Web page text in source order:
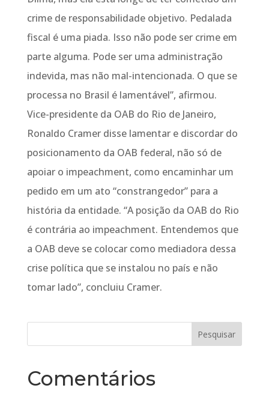
crime de responsabilidade objetivo. Pedalada
fiscal é uma piada. Isso não pode ser crime em
parte alguma. Pode ser uma administração
indevida, mas não mal-intencionada. O que se
processa no Brasil é lamentável”, afirmou.
Vice-presidente da OAB do Rio de Janeiro,
Ronaldo Cramer disse lamentar e discordar do
posicionamento da OAB federal, não só de
apoiar o impeachment, como encaminhar um
pedido em um ato “constrangedor” para a
história da entidade. “A posição da OAB do Rio
é contrária ao impeachment. Entendemos que
a OAB deve se colocar como mediadora dessa
crise política que se instalou no país e não
tomar lado”, concluiu Cramer.
Comentários